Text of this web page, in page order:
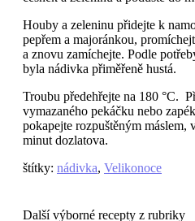
Houby a zeleninu přidejte k
pepřem a majoránkou,
a znovu zamíchejte. Podle
byla nádivka přiměřeně hustá.
Troubu předehřejte na 180 °C.
vymazaného pekáčku nebo
pokapejte rozpuštěným máslem,
minut dozlatova.
štítky: nádivka, Velikonoce
Další výborné recepty z rubriky